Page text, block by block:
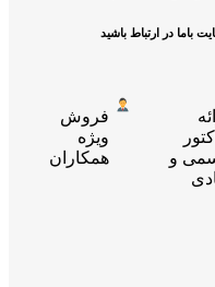
باما در ارتباط باشید
و
فروش
ویژه
همکاران